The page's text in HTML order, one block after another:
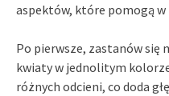
aspektów, które pomogą w
Po pierwsze, zastanów się
kwiaty w jednolitym
różnych odcieni, co doda